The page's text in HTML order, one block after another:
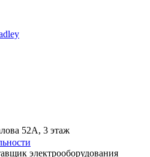
52А, 3 этаж
электрооборудования